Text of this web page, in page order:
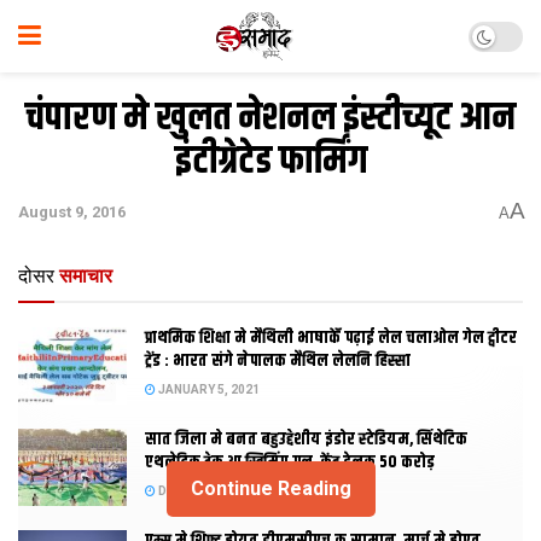
चंपारण मे खुलत नेशनल इंस्टीच्यूट आन
इंटीग्रेटेड फार्मिंग
August 9, 2016 AA
दोसर समाचार
प्राथमिक शि‍क्षा मे मैथि‍ली भाषाकेँ पढ़ाई लेल चलाओल गेल ट्वीटर
ट्रेंड : भारत संगे नेपालक मैथिल लेलनि हिस्सा
JANUARY 5, 2021
सात जिला मे बनत बहुउद्देशीय इंडोर स्‍टेडि‍यम, सिंथेटिक
एथलेटिक ट्रेक आ स्विमिंग पुल, केंद्र देलक 50 करोड़
DECEMBER 26, 2020
Continue Reading